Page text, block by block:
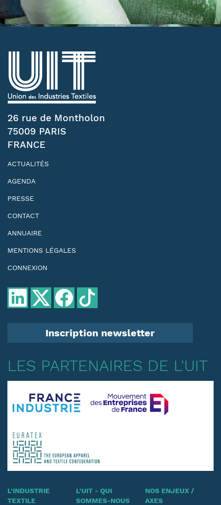
26 rue de Montholon
75009 PARIS
FRANCE
ACTUALITÉS
AGENDA
PRESSE
CONTACT
ANNUAIRE
MENTIONS LÉGALES
CONNEXION
Inscription newsletter
LES PARTENAIRES DE L'UIT
L'INDUSTRIE
TEXTILE
L'UIT - QUI
SOMMES-NOUS
NOS ENJEUX /
AXES